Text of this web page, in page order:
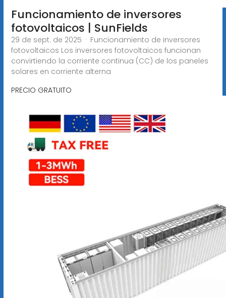
Funcionamiento de inversores
fotovoltaicos | SunFields
29 de sept. de 2025 · Funcionamiento de inversores
fotovoltaicos Los inversores fotovoltaicos funcionan
convirtiendo la corriente continua (CC) de los paneles
solares en corriente alterna
PRECIO GRATUITO